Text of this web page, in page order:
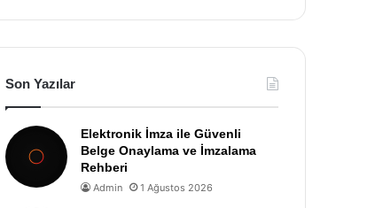
Son Yazılar
Elektronik İmza ile Güvenli
Belge Onaylama ve İmzalama
Rehberi
Admin 1 Ağustos 2026